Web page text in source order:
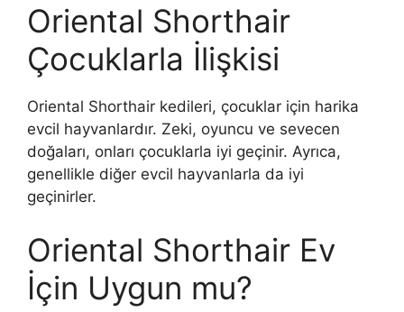
Oriental Shorthair
Çocuklarla İlişkisi
Oriental Shorthair kedileri, çocuklar için harika
evcil hayvanlardır. Zeki, oyuncu ve sevecen
doğaları, onları çocuklarla iyi geçinir. Ayrıca,
genellikle diğer evcil hayvanlarla da iyi
geçinirler.
Oriental Shorthair Ev
İçin Uygun mu?